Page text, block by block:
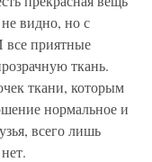
видно, но с
все приятные
ткань.
ткани, которым
нормальное и
всего лишь